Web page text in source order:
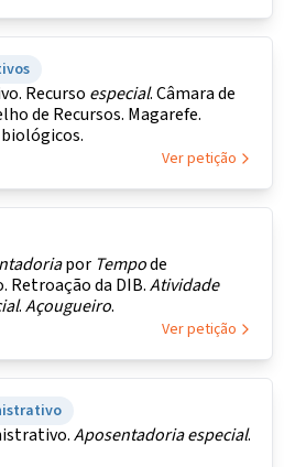
Recurso especial. Câmara de
de Recursos. Magarefe.
Ver petição
por Tempode
Retroação da DIB.Atividade
.Açougueiro.
Ver petição
Aposentadoriaespecial.